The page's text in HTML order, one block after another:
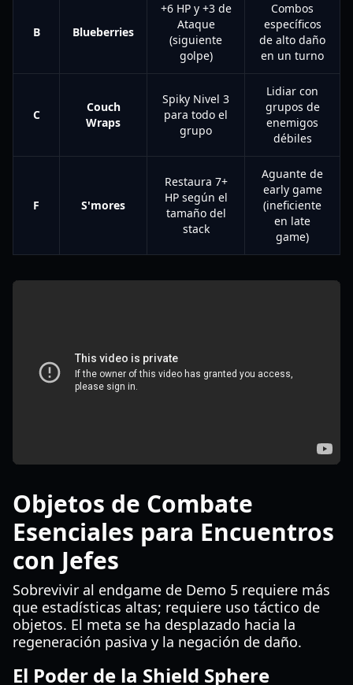
B Blueberries
+6 HP y +3 de
Ataque
(siguiente
golpe)
Combos
específicos
de alto daño
en un turno
C
Couch
Wraps
Spiky Nivel 3
para todo el
grupo
Lidiar con
grupos de
enemigos
débiles
F S'mores
Restaura 7+
HP según el
tamaño del
stack
Aguante de
early game
(ineficiente
en late
game)
Objetos de Combate
Esenciales para Encuentros
con Jefes
Sobrevivir al endgame de Demo 5 requiere más
que estadísticas altas; requiere uso táctico de
objetos. El meta se ha desplazado hacia la
regeneración pasiva y la negación de daño.
El Poder de la Shield Sphere